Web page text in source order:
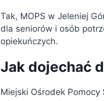
Tak, MOPS w Jeleniej
dla seniorów i osób
opiekuńczych.
Jak dojechać
Miejski Ośrodek Pomocy